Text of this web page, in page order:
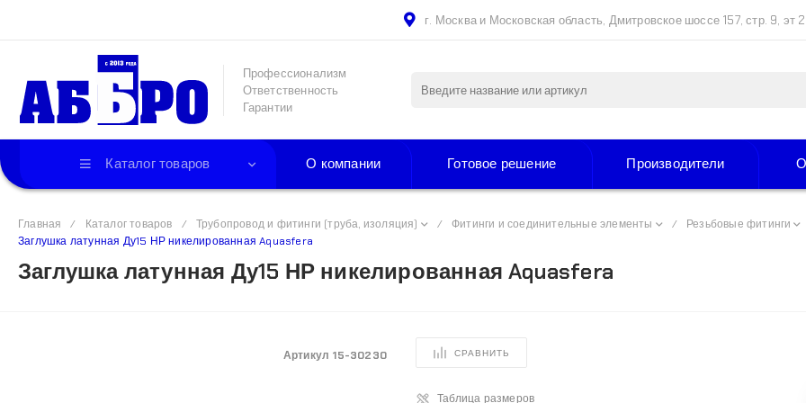
Мы используем файлы cookie, разработанные нашими специалистами и третьими лицами, для
нашем веб-сайте. Продолжая просмотр страниц нашего сайта, вы принимаете условия его
подробные сведения смотритев Политике конфиденциальности
Принимаю Подробнее
г. Москва и Московская область, Дмитровское шоссе 157, стр. 9, эт 2, пом. 92127
Профессионализм
Ответственность
Гарантии
Готовое решение Производители Оплата и
Главная / Каталог товаров / Трубопровод и фитинги (труба, изоляция) / Фитинги и соединительные элементы / Резьбовые фитинги
Заглушка латунная Ду15 НР никелированная Aquasfera
Заглушка латунная Ду15 НР никелированная Aquasfera
Артикул 15-30230 СРАВНИТЬ
Таблица размеров